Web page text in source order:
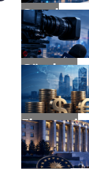
Genel
Gündem
Ekonomi